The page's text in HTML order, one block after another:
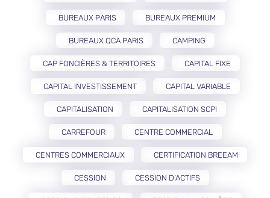
BUREAUX PARIS BUREAUX PREMIUM
BUREAUX QCA PARIS CAMPING
CAP FONCIÈRES & TERRITOIRES CAPITAL FIXE
CAPITAL INVESTISSEMENT CAPITAL VARIABLE
CAPITALISATION CAPITALISATION SCPI
CARREFOUR CENTRE COMMERCIAL
CENTRES COMMERCIAUX CERTIFICATION BREEAM
CESSION CESSION D’ACTIFS